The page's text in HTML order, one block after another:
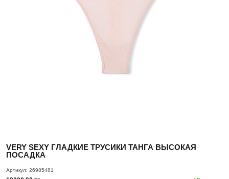
VERY SEXY ГЛАДКИЕ ТРУСИКИ ТАНГА ВЫСОКАЯ
ПОСАДКА
Артикул: 26985481